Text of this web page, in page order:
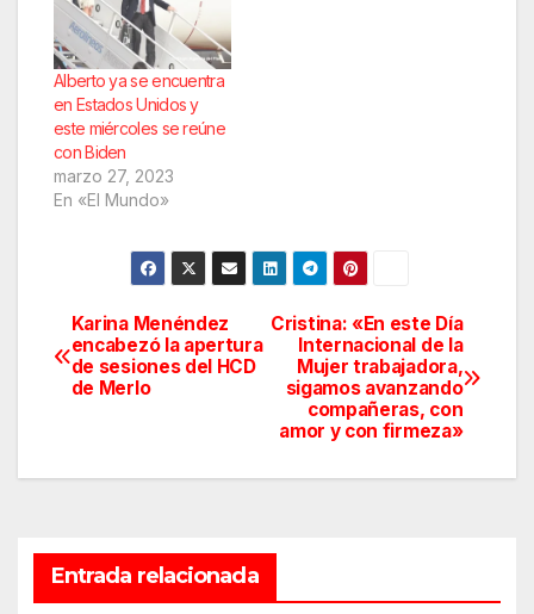
Alberto ya se encuentra
en Estados Unidos y
este miércoles se reúne
con Biden
marzo 27, 2023
En «El Mundo»
Navegación
de
Cristina: «En este Día
Internacional de la
Mujer trabajadora,
sigamos avanzando
compañeras, con
amor y con firmeza»
Karina Menéndez
encabezó la apertura
de sesiones del HCD
de Merlo
Entrada relacionada